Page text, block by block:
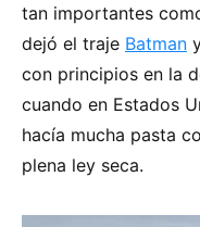
tan importantes
dejó el traje Batman
con principios en la
cuando en Estados
hacía mucha pasta
plena ley seca.